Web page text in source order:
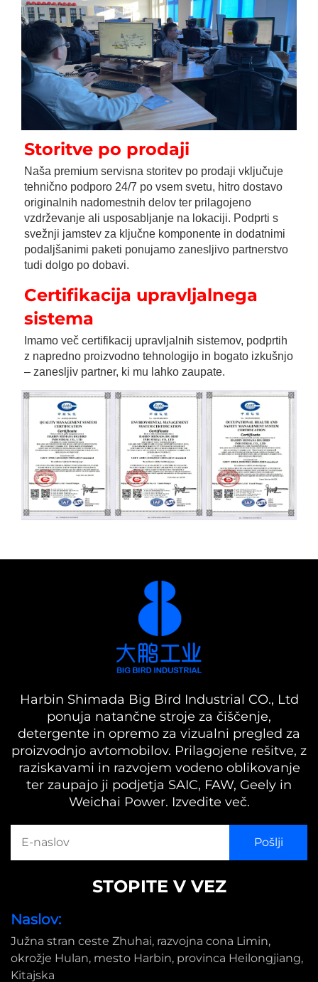
Storitve po prodaji
Naša premium servisna storitev po prodaji vključuje
tehnično podporo 24/7 po vsem svetu, hitro dostavo
originalnih nadomestnih delov ter prilagojeno
vzdrževanje ali usposabljanje na lokaciji. Podprti s
svežnji jamstev za ključne komponente in dodatnimi
podaljšanimi paketi ponujamo zanesljivo partnerstvo
tudi dolgo po dobavi.
Certifikacija upravljalnega
sistema
Imamo več certifikacij upravljalnih sistemov, podprtih
z napredno proizvodno tehnologijo in bogato izkušnjo
– zanesljiv partner, ki mu lahko zaupate.
Harbin Shimada Big Bird Industrial CO., Ltd
ponuja natančne stroje za čiščenje,
detergente in opremo za vizualni pregled za
proizvodnjo avtomobilov. Prilagojene rešitve, z
raziskavami in razvojem vodeno oblikovanje
ter zaupajo ji podjetja SAIC, FAW, Geely in
Weichai Power. Izvedite več.
STOPITE V VEZ
Naslov:
Južna stran ceste Zhuhai, razvojna cona Limin,
okrožje Hulan, mesto Harbin, provinca Heilongjiang,
Kitajska